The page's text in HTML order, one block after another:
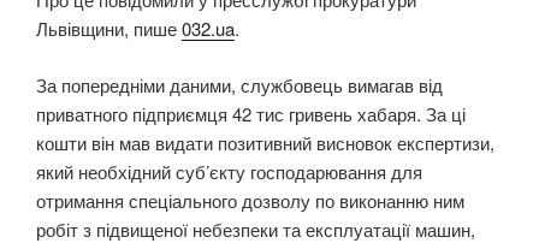
Львівщини, пише032.ua.
За попередніми даними, службовець вимагав від
приватного підприємця 42 тис гривень хабаря. За ці
кошти він мав видати позитивний висновок експертизи,
який необхідний суб’єкту господарювання для
отримання спеціального дозволу по виконанню ним
робіт з підвищеної небезпеки та експлуатації машин,